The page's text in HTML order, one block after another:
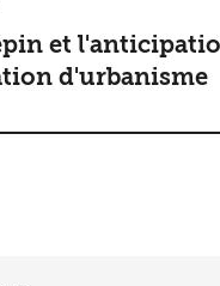
et
d'urbanisme